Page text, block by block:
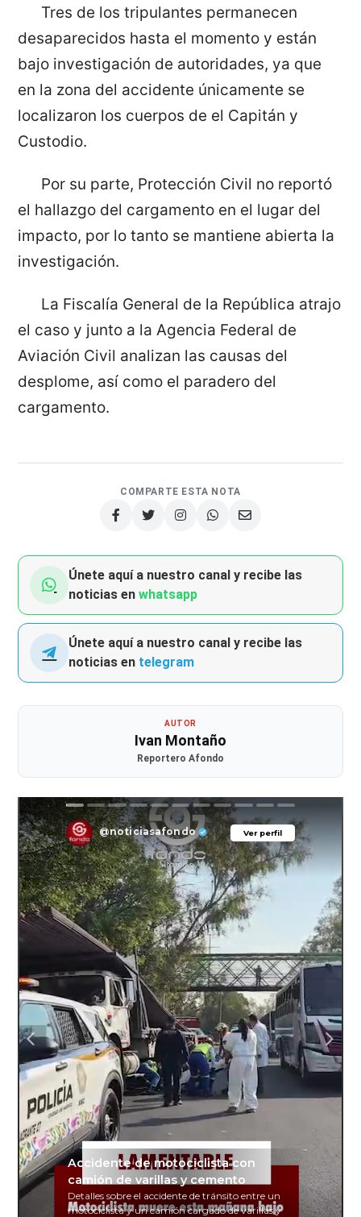
Tres de los tripulantes permanecen
desaparecidos hasta el momento y están
bajo investigación de autoridades, ya que
en la zona del accidente únicamente se
localizaron los cuerpos de el Capitán y
Custodio.
Por su parte, Protección Civil no reportó
el hallazgo del cargamento en el lugar del
impacto, por lo tanto se mantiene abierta la
investigación.
La Fiscalía General de la República atrajo
el caso y junto a la Agencia Federal de
Aviación Civil analizan las causas del
desplome, así como el paradero del
cargamento.
COMPARTE ESTA NOTA
Únete aquí a nuestro canal y recibe las
noticias enwhatsapp
Únete aquí a nuestro canal y recibe las
noticias en telegram
AUTOR
Ivan Montaño
Reportero Afondo
Ver perfil
@noticiasafondo Ver perfil
Accidente de motociclista con
camión de varillas y cemento
Detalles sobre el accidente de tránsito entre un
motociclista y un camión cargado de varillas y